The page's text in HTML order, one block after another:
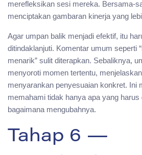
merefleksikan sesi mereka. Bersama-
menciptakan gambaran kinerja yang
Agar umpan balik menjadi efektif, itu
ditindaklanjuti. Komentar umum seperti
menarik” sulit diterapkan. Sebaliknya,
menyoroti momen tertentu,
menyarankan penyesuaian konkret. Ini
memahami tidak hanya apa yang harus
bagaimana mengubahnya.
Tahap 6 —